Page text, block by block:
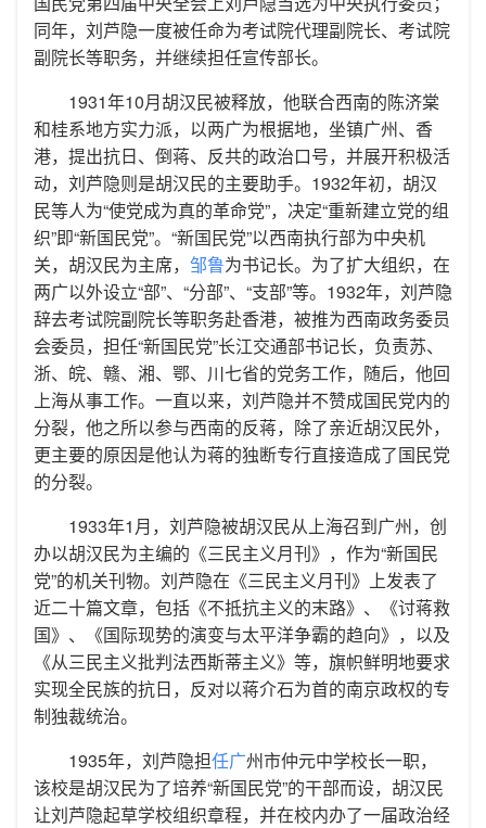
同年，刘芦隐一度被任命为考试院代理副院长、考试院
副院长等职务，并继续担任宣传部长。
1931年10月胡汉民被释放，他联合西南的陈济棠
和桂系地方实力派，以两广为根据地，坐镇广州、香
港，提出抗日、倒蒋、反共的政治口号，并展开积极活
动，刘芦隐则是胡汉民的主要助手。1932年初，胡汉
民等人为“使党成为真的革命党”，决定“重新建立党的组
织”即“新国民党”。“新国民党”以西南执行部为中央机
关，胡汉民为主席， 邹鲁为书记长。为了扩大组织，在
两广以外设立“部”、“分部”、“支部”等。1932年，刘芦隐
辞去考试院副院长等职务赴香港，被推为西南政务委员
会委员，担任“新国民党”长江交通部书记长，负责苏、
浙、皖、赣、湘、鄂、川七省的党务工作，随后，他回
上海从事工作。一直以来，刘芦隐并不赞成国民党内的
分裂，他之所以参与西南的反蒋，除了亲近胡汉民外，
更主要的原因是他认为蒋的独断专行直接造成了国民党
的分裂。
1933年1月，刘芦隐被胡汉民从上海召到广州，创
办以胡汉民为主编的《三民主义月刊》，作为“新国民
党”的机关刊物。刘芦隐在《三民主义月刊》上发表了
近二十篇文章，包括《不抵抗主义的末路》、《讨蒋救
国》、《国际现势的演变与太平洋争霸的趋向》，以及
《从三民主义批判法西斯蒂主义》等，旗帜鲜明地要求
实现全民族的抗日，反对以蒋介石为首的南京政权的专
制独裁统治。
1935年，刘芦隐担任广州市仲元中学校长一职，
该校是胡汉民为了培养“新国民党”的干部而设，胡汉民
让刘芦隐起草学校组织章程，并在校内办了一届政治经